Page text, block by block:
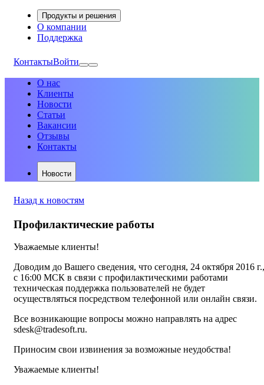
Продукты и решения
О компании
Поддержка
КонтактыВойти
О нас
Клиенты
Новости
Статьи
Вакансии
Отзывы
Контакты
Новости
Назад к новостям
Профилактические работы
Уважаемые клиенты!
Доводим до Вашего сведения, что сегодня, 24 октября 2016 г.,
с 16:00 МСК в связи с профилактическими работами
техническая поддержка пользователей не будет
осуществляться посредством телефонной или онлайн связи.
Все возникающие вопросы можно направлять на адрес
sdesk@tradesoft.ru.
Приносим свои извинения за возможные неудобства!
Уважаемые клиенты!